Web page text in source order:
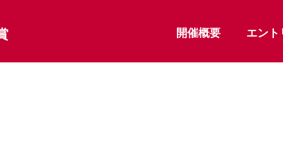
開催概要 エント